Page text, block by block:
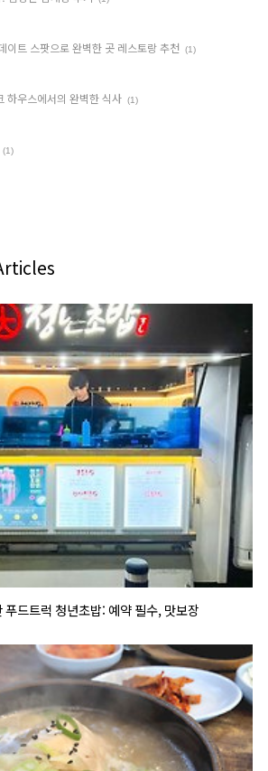
이트 스팟으로 완벽한 곳 레스토랑 추천 (1)
하우스에서의 완벽한 식사 (1)
(1)
드트럭 청년초밥: 예약 필수, 맛보장